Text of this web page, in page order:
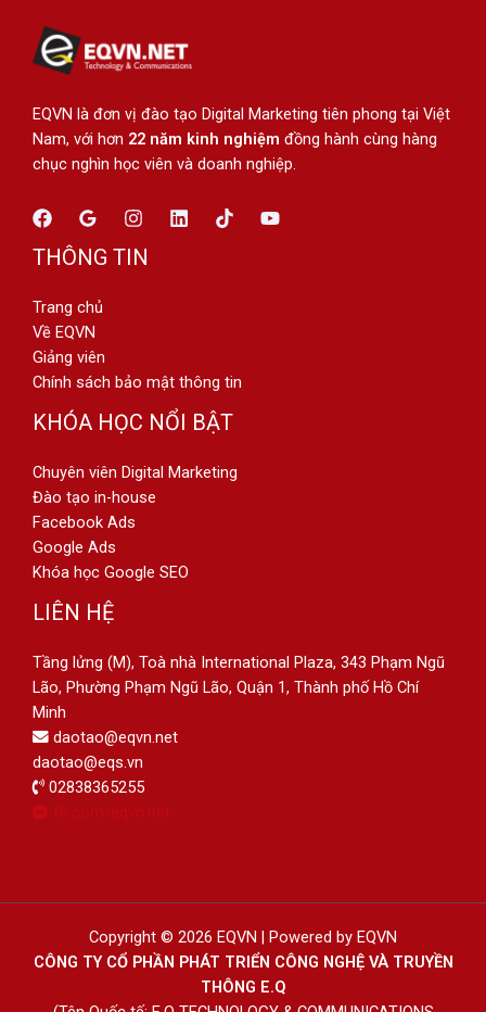
EQVN là đơn vị đào tạo Digital Marketing tiên phong tại Việt
Nam, với hơn 22 năm kinh nghiệm đồng hành cùng hàng
chục nghìn học viên và doanh nghiệp.
THÔNG TIN
Trang chủ
Về EQVN
Giảng viên
Chính sách bảo mật thông tin
KHÓA HỌC NỔI BẬT
Chuyên viên Digital Marketing
Đào tạo in-house
Facebook Ads
Google Ads
Khóa học Google SEO
LIÊN HỆ
Tầng lửng (M), Toà nhà International Plaza, 343 Phạm Ngũ
Lão, Phường Phạm Ngũ Lão, Quận 1, Thành phố Hồ Chí
Minh
daotao@eqvn.net
daotao@eqs.vn
02838365255
fb.com/eqvn.net
Copyright © 2026 EQVN | Powered by EQVN
CÔNG TY CỔ PHẦN PHÁT TRIỂN CÔNG NGHỆ VÀ TRUYỀN
THÔNG E.Q